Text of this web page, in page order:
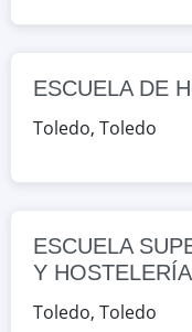
CL. RÍO
Google
AV.
Google
ESCUELA DE
Toledo, Toledo
ESCUELA
Y HOSTELERÍA
Toledo, Toledo